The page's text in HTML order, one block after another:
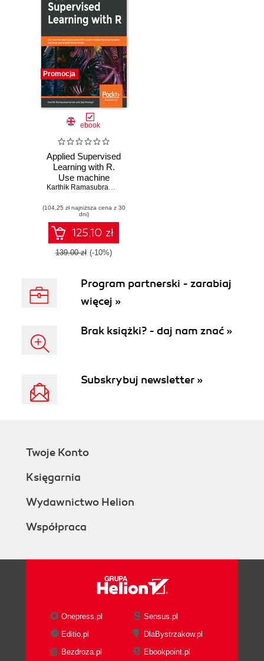
Promocja
ebook
Applied Supervised
Learning with R.
Use machine
learning libraries of
that solve business
problems and
predict future
trends
Karthik Ramasubramanian
(104,25 zł najniższa cena z 30
dni)
125.10 zł
139.00 zł (-10%)
Program partnerski - zarabiaj
więcej »
Brak książki? - daj nam znać »
Subskrybuj newsletter »
Twoje Konto
Księgarnia
Wydawnictwo Helion
Współpraca
Onepress.pl
Sensus.pl
Editio.pl
DlaBystrzakow.pl
Bezdroza.pl
Ebookpoint.pl